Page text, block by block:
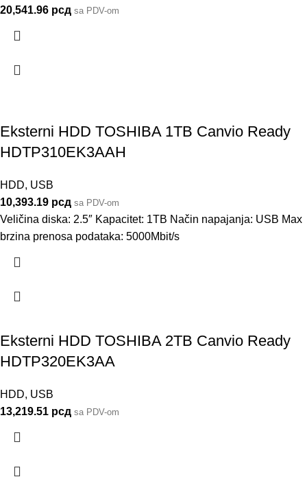
20,541.96 рсд sa PDV-om
Eksterni HDD TOSHIBA 1TB Canvio Ready
HDTP310EK3AAH
HDD, USB
10,393.19 рсд sa PDV-om
Veličina diska: 2.5″ Kapacitet: 1TB Način napajanja: USB Max
brzina prenosa podataka: 5000Mbit/s
Eksterni HDD TOSHIBA 2TB Canvio Ready
HDTP320EK3AA
HDD, USB
13,219.51 рсд sa PDV-om